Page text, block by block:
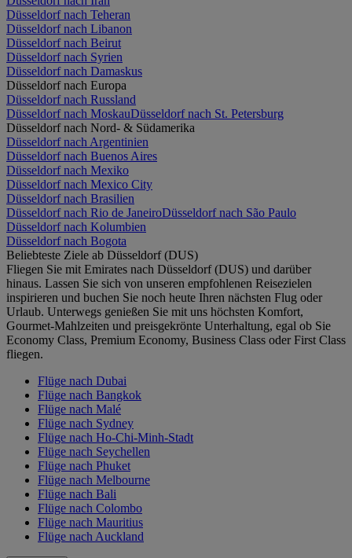
Düsseldorf nach Teheran
Düsseldorf nach Libanon
Düsseldorf nach Beirut
Düsseldorf nach Syrien
Düsseldorf nach Damaskus
Düsseldorf nach Europa
Düsseldorf nach Russland
Düsseldorf nach MoskauDüsseldorf nach St. Petersburg
Düsseldorf nach Nord- & Südamerika
Düsseldorf nach Argentinien
Düsseldorf nach Buenos Aires
Düsseldorf nach Mexiko
Düsseldorf nach Mexico City
Düsseldorf nach Brasilien
Düsseldorf nach Rio de JaneiroDüsseldorf nach São Paulo
Düsseldorf nach Kolumbien
Düsseldorf nach Bogota
Beliebteste Ziele ab Düsseldorf (DUS)
Fliegen Sie mit Emirates nach Düsseldorf (DUS) und darüber
hinaus. Lassen Sie sich von unseren empfohlenen Reisezielen
inspirieren und buchen Sie noch heute Ihren nächsten Flug oder
Urlaub. Unterwegs genießen Sie mit uns höchsten Komfort,
Gourmet-Mahlzeiten und preisgekrönte Unterhaltung, egal ob Sie
Economy Class, Premium Economy, Business Class oder First Class
fliegen.
Flüge nach Dubai
Flüge nach Bangkok
Flüge nach Malé
Flüge nach Sydney
Flüge nach Ho-Chi-Minh-Stadt
Flüge nach Seychellen
Flüge nach Phuket
Flüge nach Melbourne
Flüge nach Bali
Flüge nach Colombo
Flüge nach Mauritius
Flüge nach Auckland